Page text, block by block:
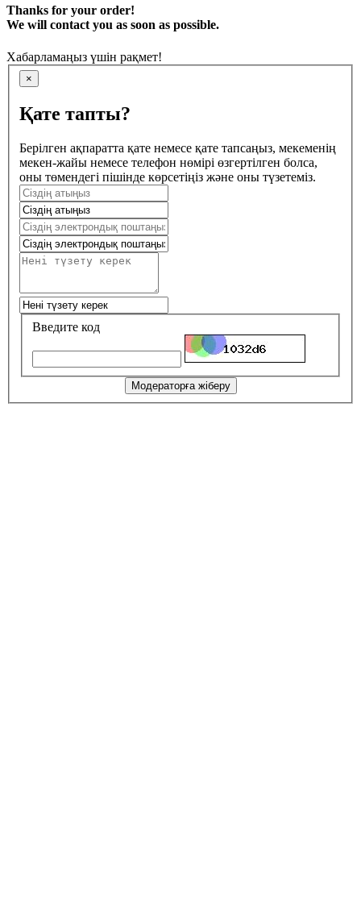
Thanks for your order!
We will contact you as soon as possible.
Хабарламаңыз үшін рақмет!
×
Қате тапты?
Берілген ақпаратта қате немесе қате тапсаңыз, мекеменің
мекен-жайы немесе телефон нөмірі өзгертілген болса,
оны төмендегі пішінде көрсетіңіз және оны түзетеміз.
Введите код
Модераторға жіберу